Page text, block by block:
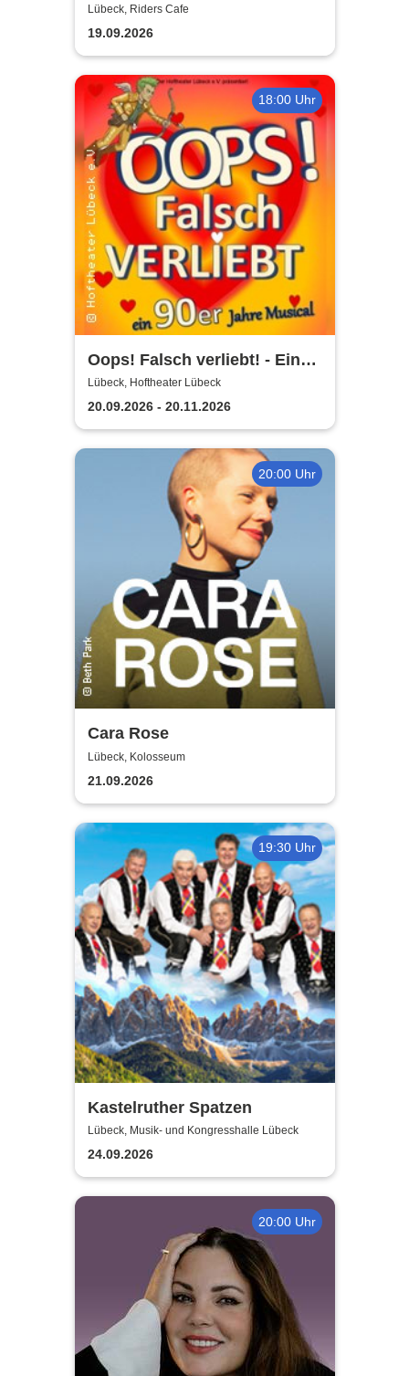
Lübeck, Riders Cafe
19.09.2026
18:00 Uhr
Oops! Falsch verliebt! - Eine
90er Jahre Musicalkomödie
Lübeck, Hoftheater Lübeck
20.09.2026 - 20.11.2026
20:00 Uhr
Cara Rose
Lübeck, Kolosseum
21.09.2026
19:30 Uhr
Kastelruther Spatzen
Lübeck, Musik- und Kongresshalle Lübeck
24.09.2026
20:00 Uhr